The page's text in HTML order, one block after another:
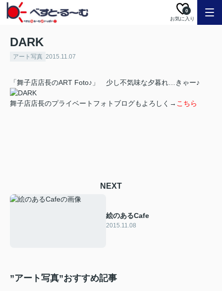
お気に入り
0
DARK
アート写真 2015.11.07
「舞子店店長のART Foto♪」 少し不気味な夕暮れ…きゃー♪
舞子店店長のプライベートフォトブログもよろしく→ こちら
NEXT
絵のあるCafe
2015.11.08
”アート写真”おすすめ記事